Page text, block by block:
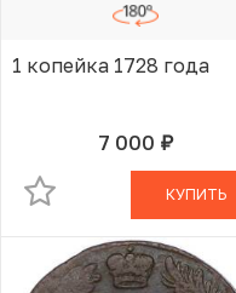
1 копейка 1728 года
7 000 руб.
В КОРЗИНЕ
КУПИТЬ